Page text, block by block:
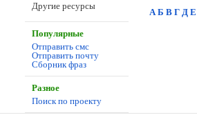
Другие ресурсы
Популярные
Отправить смс
Отправить почту
Сборник фраз
Разное
Поиск по проекту
А Б В Г Д Е